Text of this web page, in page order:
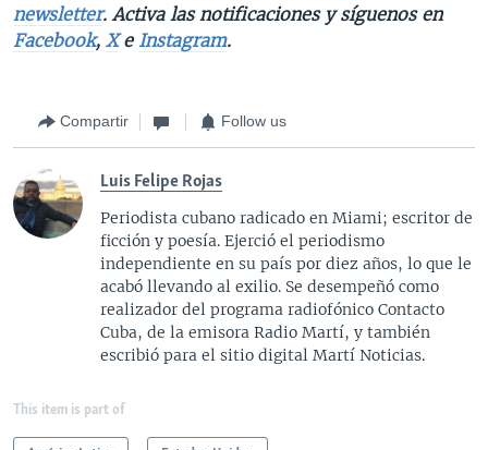
newsletter. Activa las notificaciones y síguenos en
Facebook, Xe Instagram.
Compartir Follow us
Luis Felipe Rojas
Periodista cubano radicado en Miami; escritor de
ficción y poesía. Ejerció el periodismo
independiente en su país por diez años, lo que le
acabó llevando al exilio. Se desempeñó como
realizador del programa radiofónico Contacto
Cuba, de la emisora Radio Martí, y también
escribió para el sitio digital Martí Noticias.
This item is part of